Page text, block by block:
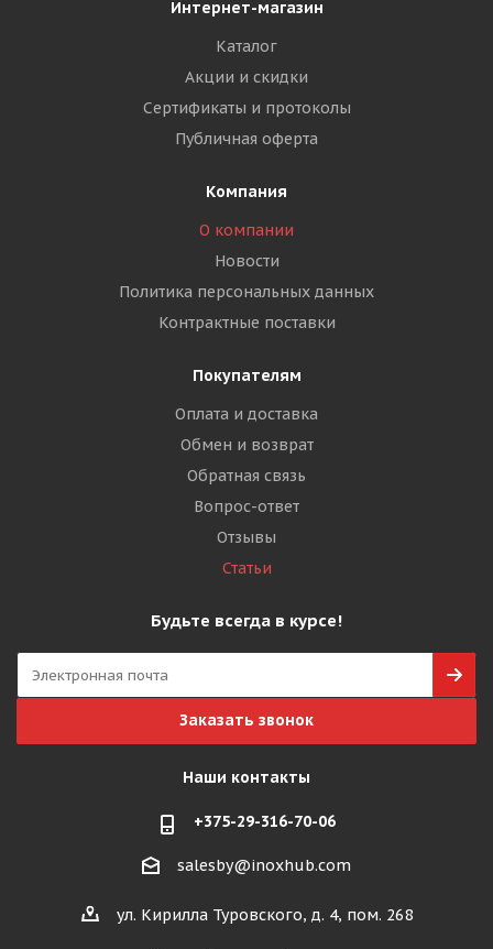
Интернет-магазин
Каталог
Акции и скидки
Сертификаты и протоколы
Публичная оферта
Компания
О компании
Новости
Политика персональных данных
Контрактные поставки
Покупателям
Оплата и доставка
Обмен и возврат
Обратная связь
Вопрос-ответ
Отзывы
Статьи
Будьте всегда в курсе!
Заказать звонок
Наши контакты
+375-29-316-70-06
salesby@inoxhub.com
ул. Кирилла Туровского, д. 4, пом. 268